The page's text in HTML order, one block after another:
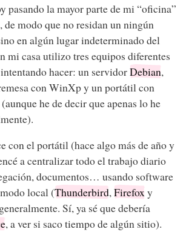
pasando la mayor parte de mi “oficina”
modo que no residan un ningún
en algún lugar indeterminado del
mi casa utilizo tres equipos diferentes
hacer: un servidorDebian,
con WinXp y un portátil con
(aunque he de decir que apenas lo he
con el portátil (hace algo más de año y
a centralizar todo el trabajo diario
documentos… usando software
local (Thunderbird,Firefoxy
Sí, ya sé que debería
, a ver si saco tiempo de algún sitio).